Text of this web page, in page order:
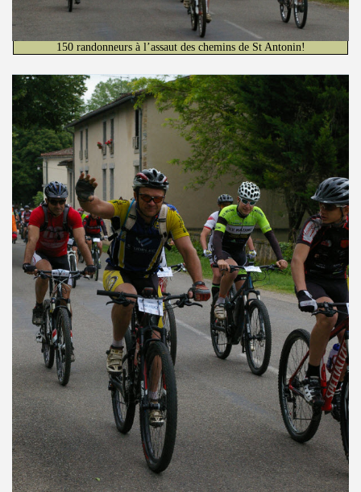
150 randonneurs à l’assaut des chemins de St Antonin!